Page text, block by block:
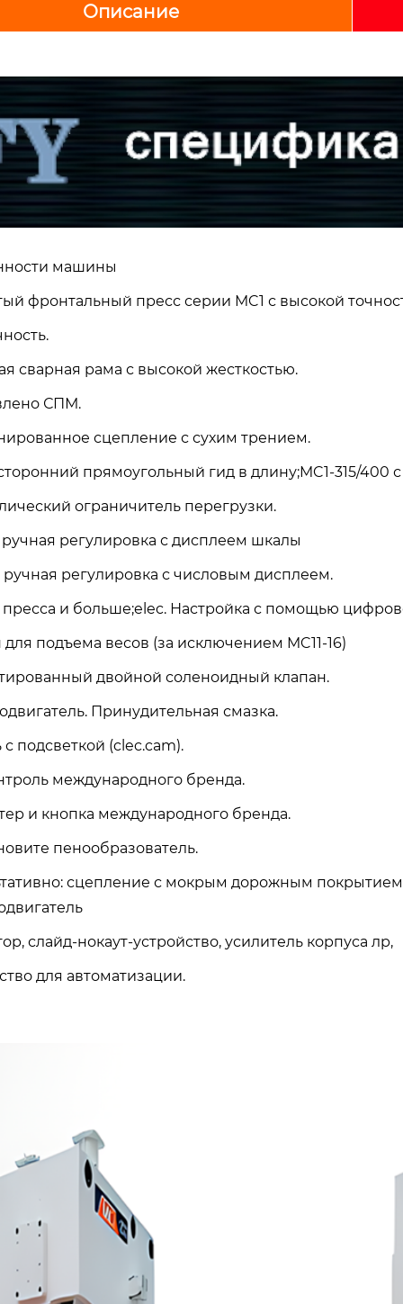
Описание
машины
фронтальный пресс серии MC1 с высокой
сварная рама с высокой жесткостью.
СПМ.
сцепление с сухим трением.
прямоугольный гид в длину;MC1-315/400
ограничитель перегрузки.
ручная регулировка с дисплеем шкалы
ручная регулировка с числовым дисплеем.
пресса и больше;elec. Настройка с помощью
подъема весов (за исключением MC11-16)
двойной соленоидный клапан.
Принудительная смазка.
подсветкой (clec.cam).
международного бренда.
и кнопка международного бренда.
пенообразователь.
сцепление с мокрым дорожным покрытием,
слайд-нокаут-устройство, усилитель корпуса лр,
для автоматизации.